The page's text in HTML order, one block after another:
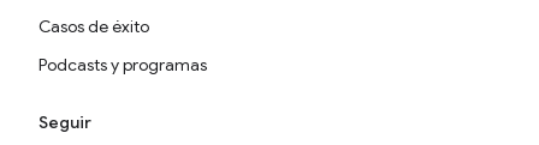
Casos de éxito
Podcasts y programas
Seguir